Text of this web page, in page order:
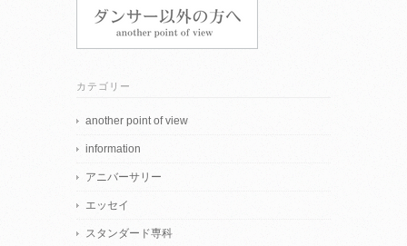
カテゴリー
another point of view
information
アニバーサリー
エッセイ
スタンダード専科